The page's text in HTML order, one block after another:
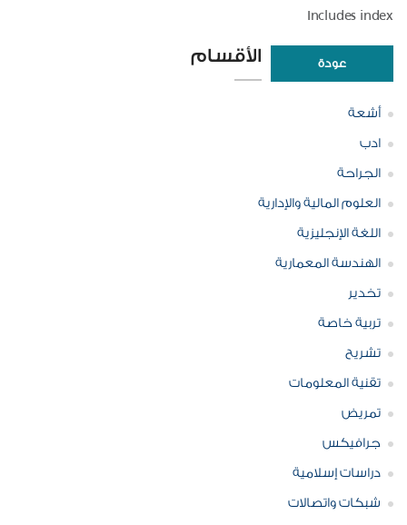
Includes index
عودة الأقسام
أشعة
ادب
الجراحة
العلوم المالية والإدارية
اللغة الإنجليزية
الهندسة المعمارية
تخدير
تربية خاصة
تشريح
تقنية المعلومات
تمريض
جرافيكس
دراسات إسلامية
شبكات واتصالات